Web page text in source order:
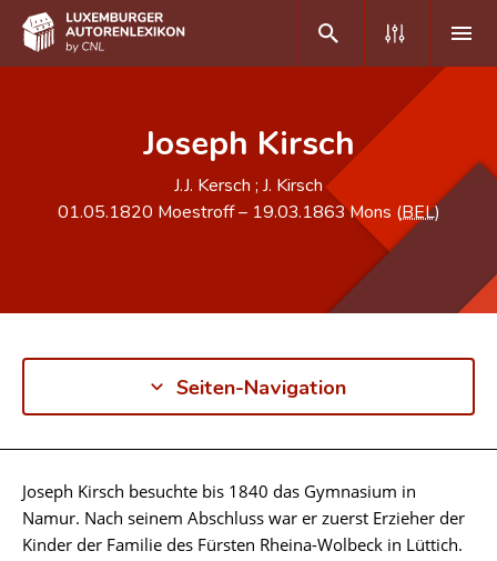
Home
Joseph Kirsch
J.J. Kersch ; J. Kirsch
01.05.1820 Moestroff– 19.03.1863Mons (BEL)
Seiten-Navigation
Biographie
Joseph Kirsch besuchte bis 1840 das Gymnasium in
Namur. Nach seinem Abschluss war er zuerst Erzieher der
Kinder der Familie des Fürsten Rheina-Wolbeck in Lüttich.